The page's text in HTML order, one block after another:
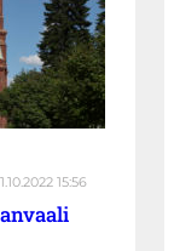
15:56